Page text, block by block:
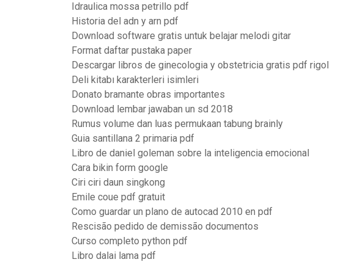
Idraulica mossa petrillo pdf
Historia del adn y arn pdf
Download software gratis untuk belajar melodi gitar
Format daftar pustaka paper
Descargar libros de ginecologia y obstetricia gratis pdf rigol
Deli kitabı karakterleri isimleri
Donato bramante obras importantes
Download lembar jawaban un sd 2018
Rumus volume dan luas permukaan tabung brainly
Guia santillana 2 primaria pdf
Libro de daniel goleman sobre la inteligencia emocional
Cara bikin form google
Ciri ciri daun singkong
Emile coue pdf gratuit
Como guardar un plano de autocad 2010 en pdf
Rescisão pedido de demissão documentos
Curso completo python pdf
Libro dalai lama pdf